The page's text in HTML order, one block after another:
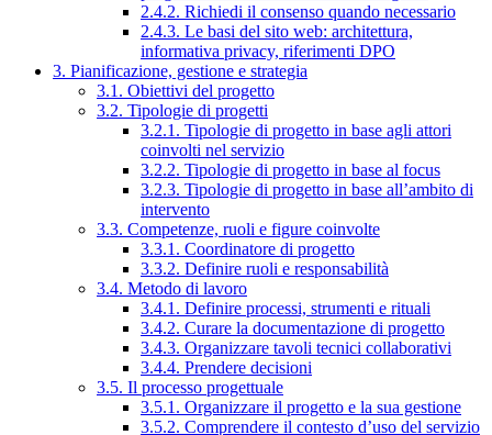
2.4.2. Richiedi il consenso quando necessario
2.4.3. Le basi del sito web: architettura,
informativa privacy, riferimenti DPO
3. Pianificazione, gestione e strategia
3.1. Obiettivi del progetto
3.2. Tipologie di progetti
3.2.1. Tipologie di progetto in base agli attori
coinvolti nel servizio
3.2.2. Tipologie di progetto in base al focus
3.2.3. Tipologie di progetto in base all’ambito di
intervento
3.3. Competenze, ruoli e figure coinvolte
3.3.1. Coordinatore di progetto
3.3.2. Definire ruoli e responsabilità
3.4. Metodo di lavoro
3.4.1. Definire processi, strumenti e rituali
3.4.2. Curare la documentazione di progetto
3.4.3. Organizzare tavoli tecnici collaborativi
3.4.4. Prendere decisioni
3.5. Il processo progettuale
3.5.1. Organizzare il progetto e la sua gestione
3.5.2. Comprendere il contesto d’uso del servizio